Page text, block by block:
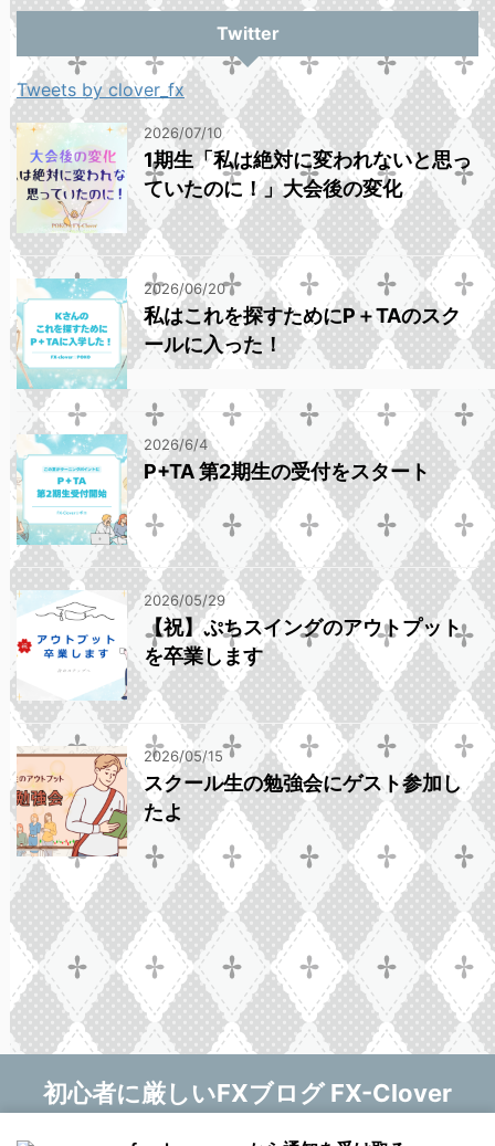
Twitter
Tweets by clover_fx
2026/07/10
1期生「私は絶対に変われないと思っ
ていたのに！」大会後の変化
2026/06/20
私はこれを探すためにP＋TAのスク
ールに入った！
2026/6/4
P+TA 第2期生の受付をスタート
2026/05/29
【祝】ぷちスイングのアウトプット
を卒業します
2026/05/15
スクール生の勉強会にゲスト参加し
たよ
初心者に厳しいFXブログ FX-Clover